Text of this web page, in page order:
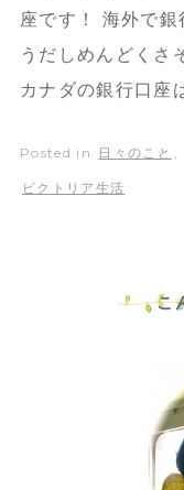
座です！ 海外で
うだしめんどくさ
カナダの銀行口座
Posted in 日々のこと
ビクトリア生活
こ